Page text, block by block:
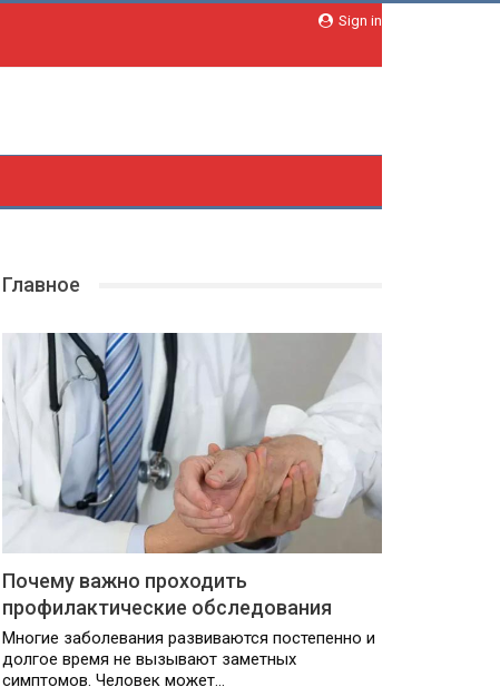
Sign in
Главное
Почему важно проходить
профилактические обследования
Многие заболевания развиваются постепенно и
долгое время не вызывают заметных
симптомов. Человек может…